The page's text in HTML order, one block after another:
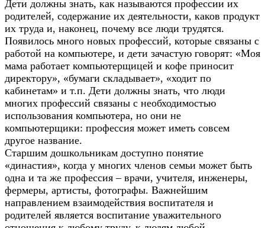
Дети должны знать, как называются профессии их
родителей, содержание их деятельности, каков продукт
их труда и, наконец, почему все люди трудятся.
Появилось много новых профессий, которые связаны с
работой на компьютере, и дети зачастую говорят: «Моя
мама работает компьютерщицей и кофе приносит
директору», «бумаги складывает», «ходит по
кабинетам» и т.п. Дети должны знать, что люди
многих профессий связаны с необходимостью
использования компьютера, но они не
компьютерщики: профессия может иметь совсем
другое название.
Старшим дошкольникам доступно понятие
«династия», когда у многих членов семьи может быть
одна и та же профессия – врачи, учителя, инженеры,
фермеры, артисты, фотографы. Важнейшим
направлением взаимодействия воспитателя и
родителей является воспитание уважительного